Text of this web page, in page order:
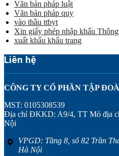
Văn bản pháp luật
Văn bản pháp quy
vào thầu ttbyt
Xin giấy phép nhập khẩu
xuất khẩu khẩu trang
Liên hệ
CÔNG TY CỔ PHẦN TẬP
MST: 0105308539
Địa chỉ ĐKKD: A9/4, TT Mỏ địa
Nội
VPGD: Tầng 8, số 82 Trần
Hà Nội